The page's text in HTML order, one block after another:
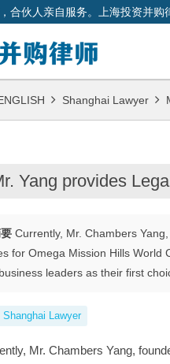
合伙人亲自服务。上海投资并
Shanghai Lawyer
Yang provides
Currently, Mr. Chambers
for Omega Mission Hills World
leaders as their first
Shanghai Lawyer
Mr. Chambers Yang,